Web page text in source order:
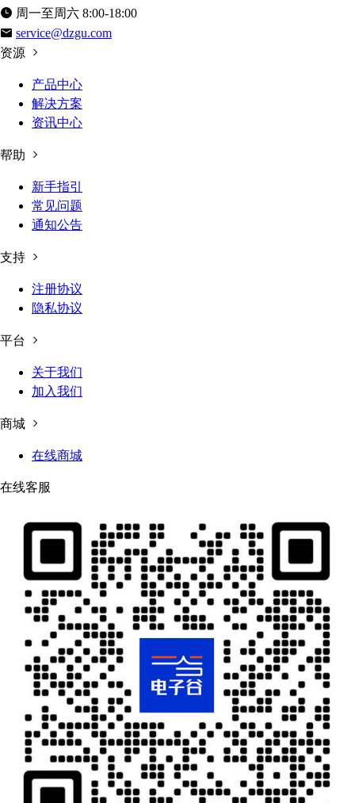
周一至周六 8:00-18:00
service@dzgu.com
资源
产品中心
解决方案
资讯中心
帮助
新手指引
常见问题
通知公告
支持
注册协议
隐私协议
平台
关于我们
加入我们
商城
在线商城
在线客服